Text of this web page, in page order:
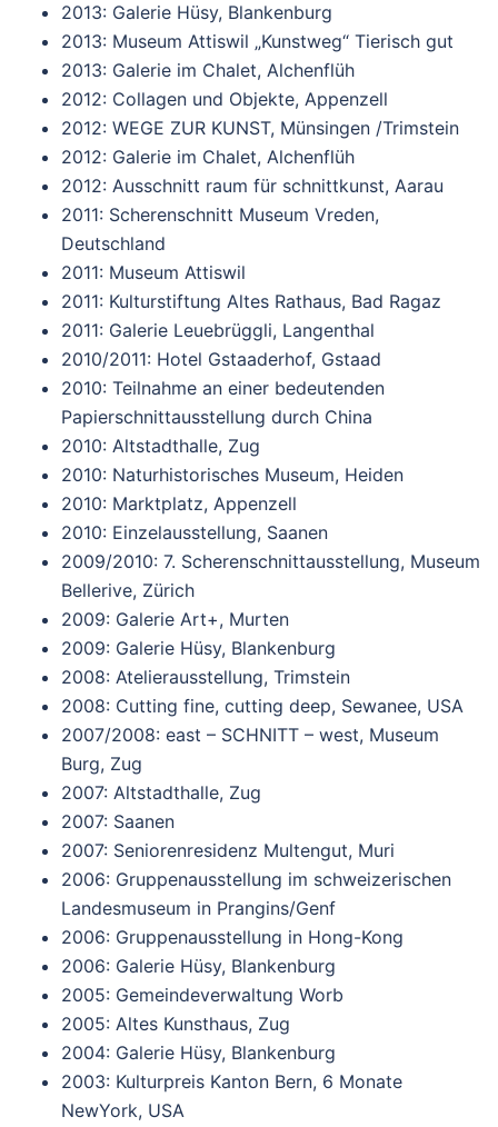
2013: Galerie Hüsy, Blankenburg
2013: Museum Attiswil „Kunstweg“ Tierisch gut
2013: Galerie im Chalet, Alchenflüh
2012: Collagen und Objekte, Appenzell
2012: WEGE ZUR KUNST, Münsingen /Trimstein
2012: Galerie im Chalet, Alchenflüh
2012: Ausschnitt raum für schnittkunst, Aarau
2011: Scherenschnitt Museum Vreden,
Deutschland
2011: Museum Attiswil
2011: Kulturstiftung Altes Rathaus, Bad Ragaz
2011: Galerie Leuebrüggli, Langenthal
2010/2011: Hotel Gstaaderhof, Gstaad
2010: Teilnahme an einer bedeutenden
Papierschnittausstellung durch China
2010: Altstadthalle, Zug
2010: Naturhistorisches Museum, Heiden
2010: Marktplatz, Appenzell
2010: Einzelausstellung, Saanen
2009/2010: 7. Scherenschnittausstellung, Museum
Bellerive, Zürich
2009: Galerie Art+, Murten
2009: Galerie Hüsy, Blankenburg
2008: Atelierausstellung, Trimstein
2008: Cutting fine, cutting deep, Sewanee, USA
2007/2008: east – SCHNITT – west, Museum
Burg, Zug
2007: Altstadthalle, Zug
2007: Saanen
2007: Seniorenresidenz Multengut, Muri
2006: Gruppenausstellung im schweizerischen
Landesmuseum in Prangins/Genf
2006: Gruppenausstellung in Hong-Kong
2006: Galerie Hüsy, Blankenburg
2005: Gemeindeverwaltung Worb
2005: Altes Kunsthaus, Zug
2004: Galerie Hüsy, Blankenburg
2003: Kulturpreis Kanton Bern, 6 Monate
NewYork, USA